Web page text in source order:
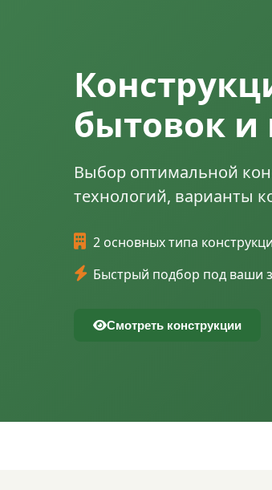
бытовок
Выбор оптимальной
технологий, варианты
2 основных типа
Быстрый подбор под ваши
Смотреть конструкции